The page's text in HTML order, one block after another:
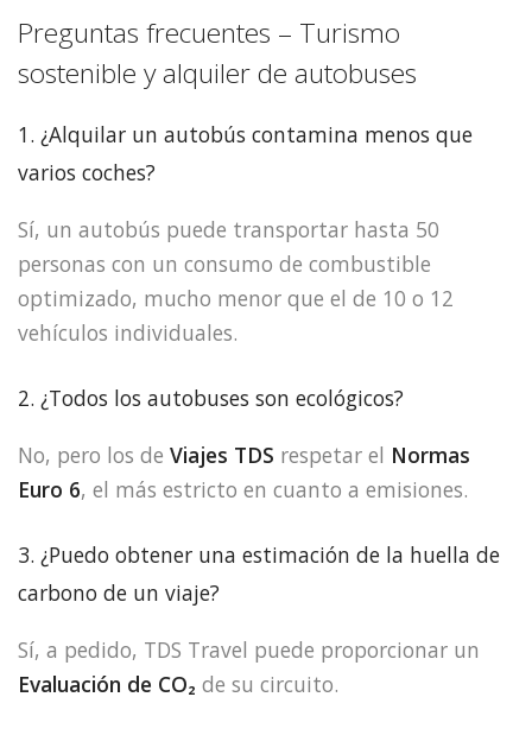
Preguntas frecuentes – Turismo
sostenible y alquiler de autobuses
1. ¿Alquilar un autobús contamina menos que
varios coches?
Sí, un autobús puede transportar hasta 50
personas con un consumo de combustible
optimizado, mucho menor que el de 10 o 12
vehículos individuales.
2. ¿Todos los autobuses son ecológicos?
No, pero los de Viajes TDS respetar el Normas
Euro 6, el más estricto en cuanto a emisiones.
3. ¿Puedo obtener una estimación de la huella de
carbono de un viaje?
Sí, a pedido, TDS Travel puede proporcionar un
Evaluación de CO₂ de su circuito.